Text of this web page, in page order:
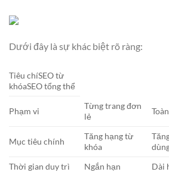
Dưới đây là sự khác biệt rõ ràng:
Tiêu chíSEO từ
khóaSEO tổng thể
Phạm vi
Từng trang đơn
lẻ
Mục tiêu chính
Tăng hạng từ
khóa
Thời gian duy trì
Ngắn hạn Dài